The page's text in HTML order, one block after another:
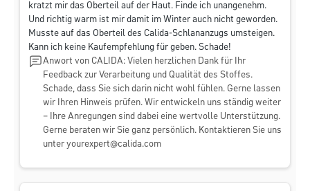
kratzt mir das Oberteil auf der Haut. Finde ich unangenehm.
Und richtig warm ist mir damit im Winter auch nicht geworden.
Musste auf das Oberteil des Calida-Schlananzugs umsteigen.
Kann ich keine Kaufempfehlung für geben. Schade!
Anwort von CALIDA: Vielen herzlichen Dank für Ihr
Feedback zur Verarbeitung und Qualität des Stoffes.
Schade, dass Sie sich darin nicht wohl fühlen. Gerne lassen
wir Ihren Hinweis prüfen. Wir entwickeln uns ständig weiter
– Ihre Anregungen sind dabei eine wertvolle Unterstützung.
Gerne beraten wir Sie ganz persönlich. Kontaktieren Sie uns
unter yourexpert@calida.com